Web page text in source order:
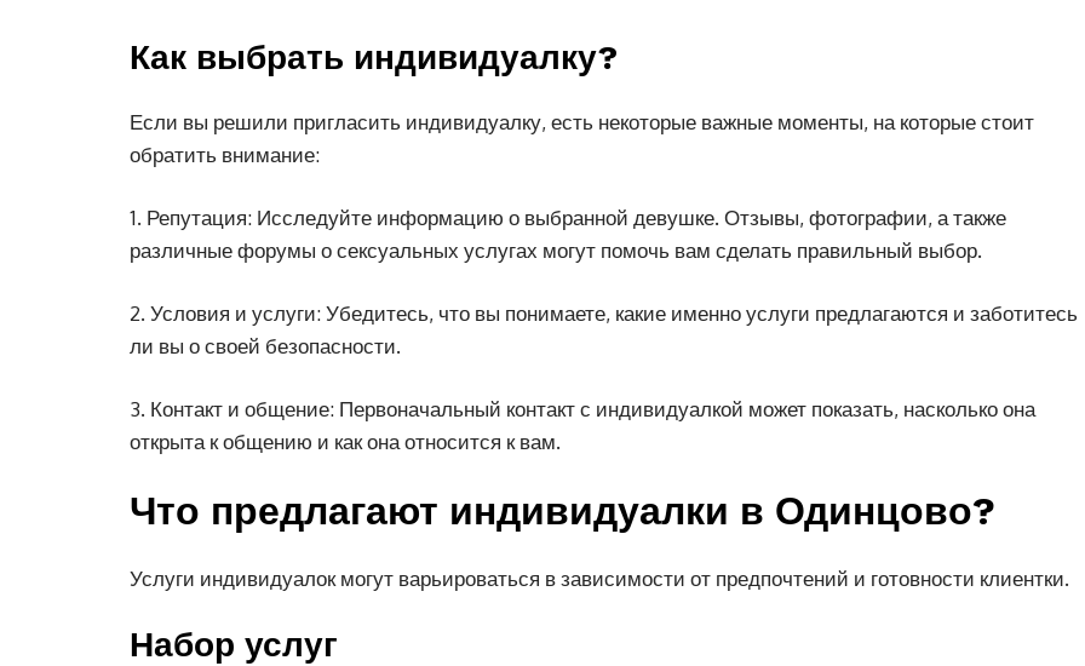
Как выбрать индивидуалку?
Если вы решили пригласить индивидуалку, есть некоторые важные моменты, на которые стоит
обратить внимание:
1. Репутация: Исследуйте информацию о выбранной девушке. Отзывы, фотографии, а также
различные форумы о сексуальных услугах могут помочь вам сделать правильный выбор.
2. Условия и услуги: Убедитесь, что вы понимаете, какие именно услуги предлагаются и заботитесь
ли вы о своей безопасности.
3. Контакт и общение: Первоначальный контакт с индивидуалкой может показать, насколько она
открыта к общению и как она относится к вам.
Что предлагают индивидуалки в Одинцово?
Услуги индивидуалок могут варьироваться в зависимости от предпочтений и готовности клиентки.
Набор услуг